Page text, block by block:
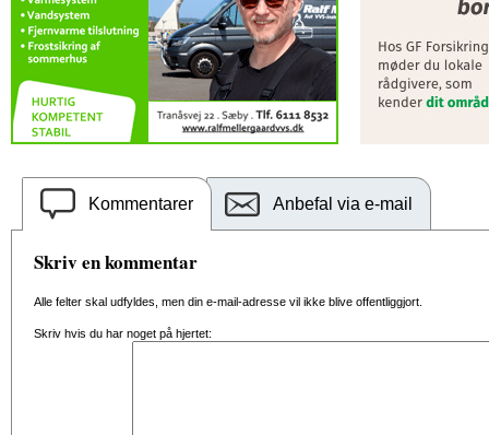
Kommentarer Anbefal via e-mail
Skriv en kommentar
Alle felter skal udfyldes, men din e-mail-adresse vil ikke blive offentliggjort.
Skriv hvis du har noget på hjertet: